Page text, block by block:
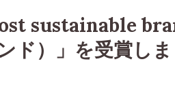
sustainable
ド）」を受賞しま